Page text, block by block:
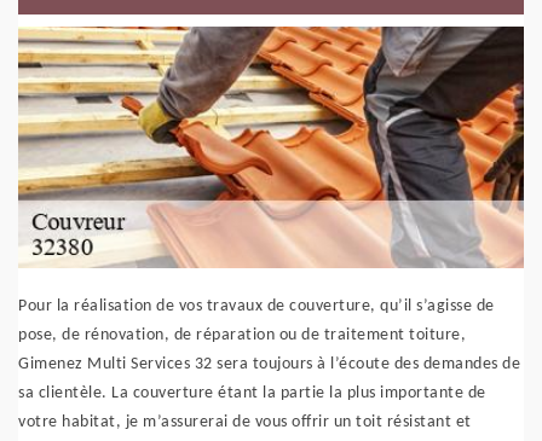
Pour la réalisation de vos travaux de couverture, qu’il s’agisse de
pose, de rénovation, de réparation ou de traitement toiture,
Gimenez Multi Services 32 sera toujours à l’écoute des demandes de
sa clientèle. La couverture étant la partie la plus importante de
votre habitat, je m’assurerai de vous offrir un toit résistant et